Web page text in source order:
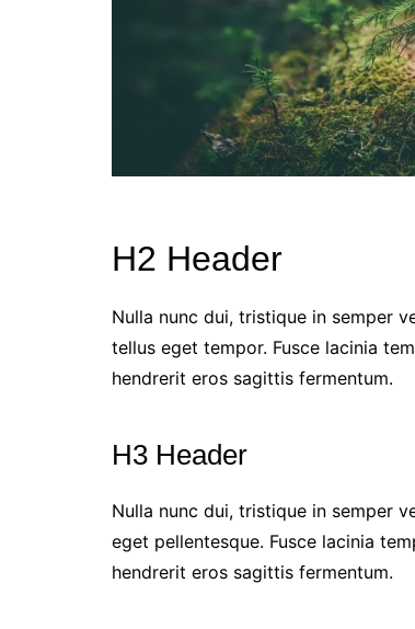
H2 Header
Nulla nunc dui, tristique in semper
tellus eget tempor. Fusce lacinia
hendrerit eros sagittis fermentum.
H3 Header
Nulla nunc dui, tristique in semper
eget pellentesque. Fusce lacinia
hendrerit eros sagittis fermentum.